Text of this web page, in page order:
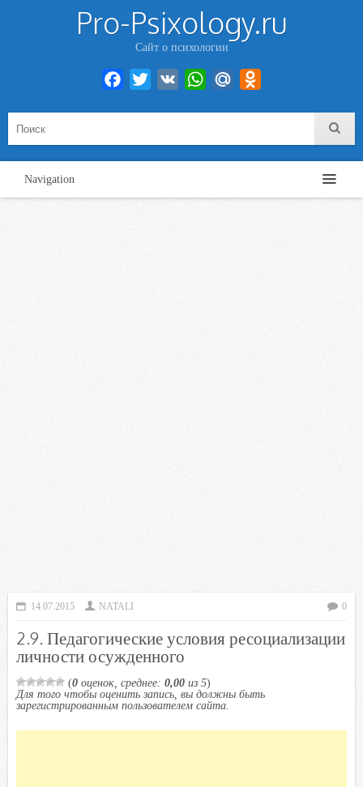
Pro-Psixology.ru
Сайт о психологии
Facebook
Twitter VK WhatsAppMail.Ru
Navigation
14.07.2015 NATALI 0
2.9. Педагогические условия ресоциализации
личности осужденного
(0 оценок, среднее: 0,00 из 5)
Для того чтобы оценить запись, вы должны быть
зарегистрированным пользователем сайта.